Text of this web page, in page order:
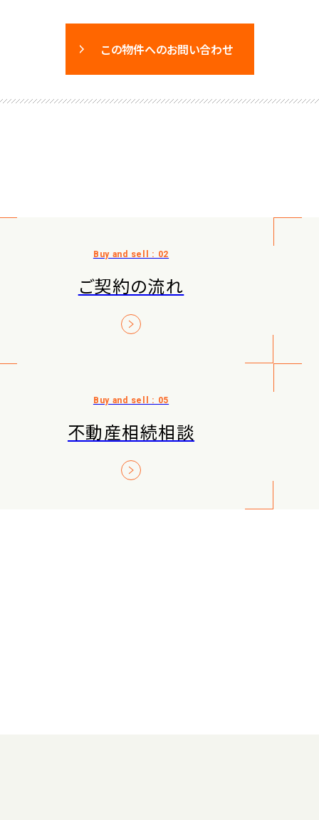
この物件へのお問い合わせ
ご契約の流れ
不動産相続相談